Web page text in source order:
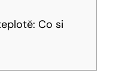
Co si